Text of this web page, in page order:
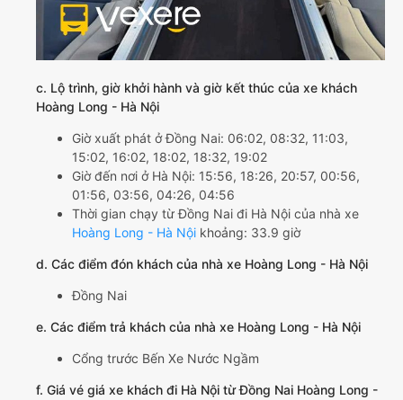
c. Lộ trình, giờ khởi hành và giờ kết thúc của xe khách
Hoàng Long - Hà Nội
Giờ xuất phát ở Đồng Nai: 06:02, 08:32, 11:03,
15:02, 16:02, 18:02, 18:32, 19:02
Giờ đến nơi ở Hà Nội: 15:56, 18:26, 20:57, 00:56,
01:56, 03:56, 04:26, 04:56
Thời gian chạy từ Đồng Nai đi Hà Nội của nhà xe
Hoàng Long - Hà Nội khoảng: 33.9 giờ
d. Các điểm đón khách của nhà xe Hoàng Long - Hà Nội
Đồng Nai
e. Các điểm trả khách của nhà xe Hoàng Long - Hà Nội
Cổng trước Bến Xe Nước Ngầm
f. Giá vé giá xe khách đi Hà Nội từ Đồng Nai Hoàng Long -